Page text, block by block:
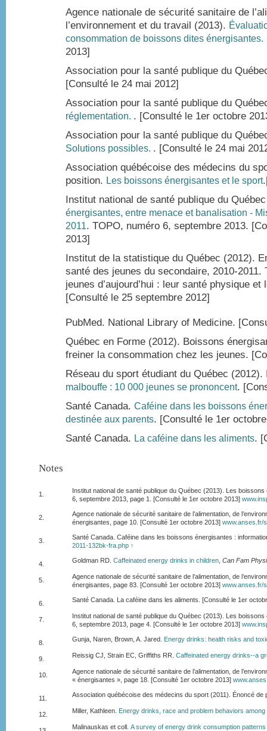
Agence nationale de sécurité sanitaire de
l’environnement et du travail (2013).
consommation de boissons dites énergisantes.
2013]
Association pour la santé publique du
[Consulté le 24 mai 2012]
Association pour la santé publique du
réglementation. . [Consulté le 1er octobre
Association pour la santé publique du
Solutions possibles. . [Consulté le 24 mai
Association québécoise des médecins du
position. Les boissons énergisantes et le sport
Institut national de santé publique du
énergisantes, entre menace et banalisation -
2011. TOPO, numéro 6, septembre 2013.
2013]
Institut de la statistique du Québec (2012).
santé des jeunes du secondaire, 2010-2011.
jeunes d’aujourd’hui : leur santé physique
[Consulté le 25 septembre 2012]
PubMed. National Library of Medicine.
Québec en Forme (2012). Boissons
freiner la consommation chez les jeunes.
Réseau du sport étudiant du Québec (2012).
malbouffe : 10 000 jeunes se prononcent.
Santé Canada. Caféine dans les boissons
destinée aux parents. [Consulté le 1er
Santé Canada. La caféine dans les aliments.
Notes
1.
Institut national de santé publique du Québec (2013). Les
6, septembre 2013, page 1. [Consulté le 1er octobre 2013]
2.
Agence nationale de sécurité sanitaire de l’alimentation, de
énergisantes, page 10. [Consulté 1er octobre 2013]www.anses.fr/
3.
Santé Canada. Caféine dans les boissons énergisantes :
2011-132bk-fra.php ↑
4. Goldman RD.Caffeinated energy drinks in children ,Can Fam
5.
Agence nationale de sécurité sanitaire de l’alimentation, de
énergisantes, page 83. [Consulté 1er octobre 2013]www.anses.fr/
6. Santé Canada. La caféine dans les aliments. [Consulté le 1er
7.
Institut national de santé publique du Québec (2013). Les
6, septembre 2013, page 4. [Consulté le 1er octobre 2013]
8. Gunja, Naren, Brown, A. Jared. Energy drinks: health risks and
9. Reissig CJ, Strain EC, Griffiths RR.Caffeinated energy drinks--a
10.
Agence nationale de sécurité sanitaire de l’alimentation, de
« énergisantes », page 18. [Consulté 1er octobre 2013]
11. Association québécoise des médecins du sport (2011). Énoncé de
12. Miller, Kathleen. Energy drinks, race and problem behaviors
Malinauskas et coll.A survey of energy drink consumption